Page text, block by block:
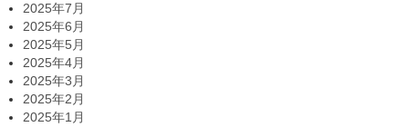
2025年7月
2025年6月
2025年5月
2025年4月
2025年3月
2025年2月
2025年1月